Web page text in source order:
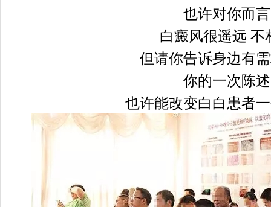
也许对你而言
白癜风很遥远 不
但请你告诉身边有需
你的一次陈述
也许能改变白白患者一